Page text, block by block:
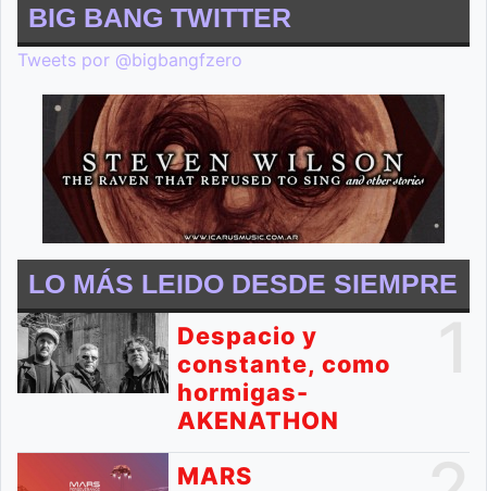
BIG BANG TWITTER
Tweets por @bigbangfzero
LO MÁS LEIDO DESDE SIEMPRE
Despacio y
constante, como
hormigas-
AKENATHON
MARS